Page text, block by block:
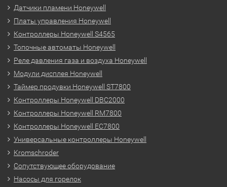
Датчики пламени Honeywell
Платы управления Honeywell
Контроллеры Honeywell S4565
Топочные автоматы Honeywell
Реле давления газа и воздуха Honeywell
Модули дисплея Honeywell
Таймер продувки Honeywell ST7800
Контроллеры Honeywell DBC2000
Контроллеры Honeywell RM7800
Контроллеры Honeywell EC7800
Универсальные контроллеры Honeywell
Kromschroder
Сопутствующее оборудование
Насосы для горелок